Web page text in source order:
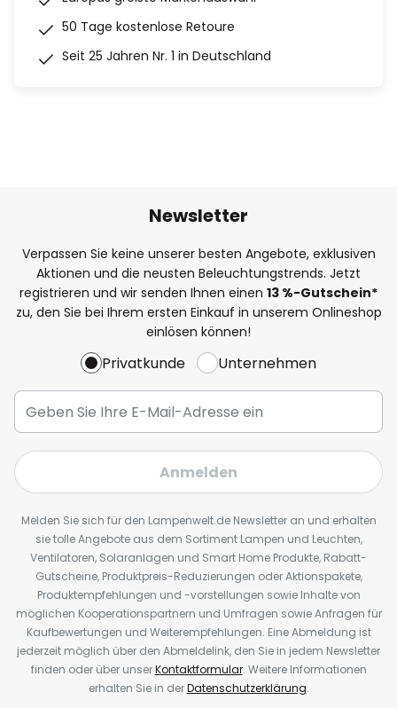
50 Tage kostenlose Retoure
Seit 25 Jahren Nr. 1 in Deutschland
Newsletter
Verpassen Sie keine unserer besten Angebote, exklusiven
Aktionen und die neusten Beleuchtungstrends. Jetzt
registrieren und wir senden Ihnen einen 13 %-Gutschein*
zu, den Sie bei Ihrem ersten Einkauf in unserem Onlineshop
einlösen können!
Privatkunde Unternehmen
Anmelden
Melden Sie sich für den Lampenwelt.de Newsletter an und erhalten
sie tolle Angebote aus dem Sortiment Lampen und Leuchten,
Ventilatoren, Solaranlagen und Smart Home Produkte, Rabatt-
Gutscheine, Produktpreis-Reduzierungen oder Aktionspakete,
Produktempfehlungen und -vorstellungen sowie Inhalte von
möglichen Kooperationspartnern und Umfragen sowie Anfragen für
Kaufbewertungen und Weiterempfehlungen. Eine Abmeldung ist
jederzeit möglich über den Abmeldelink, den Sie in jedem Newsletter
finden oder über unserKontaktformular. Weitere Informationen
erhalten Sie in derDatenschutzerklärung.